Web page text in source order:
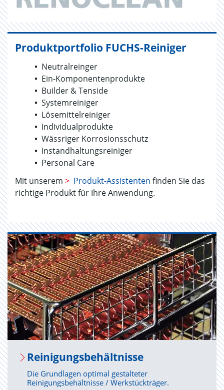
Produktportfolio FUCHS-Reiniger
Neutralreinger
Ein-Komponentenprodukte
Builder & Tenside
Systemreiniger
Lösemittelreiniger
Individualprodukte
Wässriger Korrosionsschutz
Instandhaltungsreiniger
Personal Care
Mit unserem > Produkt-Assistenten finden Sie das
richtige Produkt für Ihre Anwendung.
Rei­ni­gungs­be­hält­nis­se
Die Grundlagen optimal gestalteter
Reinigungsbehältnisse / Werkstückträger.